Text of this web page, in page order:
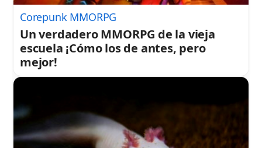
Corepunk MMORPG
Un verdadero MMORPG de la vieja
escuela ¡Cómo los de antes, pero
mejor!